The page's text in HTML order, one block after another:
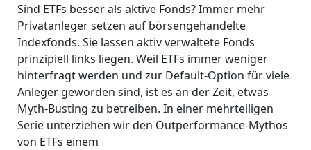
Sind ETFs besser als aktive Fonds? Immer mehr
Privatanleger setzen auf börsengehandelte
Indexfonds. Sie lassen aktiv verwaltete Fonds
prinzipiell links liegen. Weil ETFs immer weniger
hinterfragt werden und zur Default-Option für viele
Anleger geworden sind, ist es an der Zeit, etwas
Myth-Busting zu betreiben. In einer mehrteiligen
Serie unterziehen wir den Outperformance-Mythos
von ETFs einem